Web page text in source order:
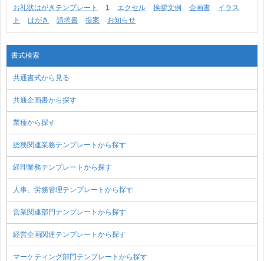
お礼状はがきテンプレート 1 エクセル 挨拶文例 企画書
イラス
ト
はがき 請求書 提案 お知らせ
書式検索
共通書式から見る
共通企画書から探す
業種から探す
総務関連業務テンプレートから探す
経理業務テンプレートから探す
人事、労務管理テンプレートから探す
営業関連部門テンプレートから探す
経営企画関連テンプレートから探す
マーケティング部門テンプレートから探す